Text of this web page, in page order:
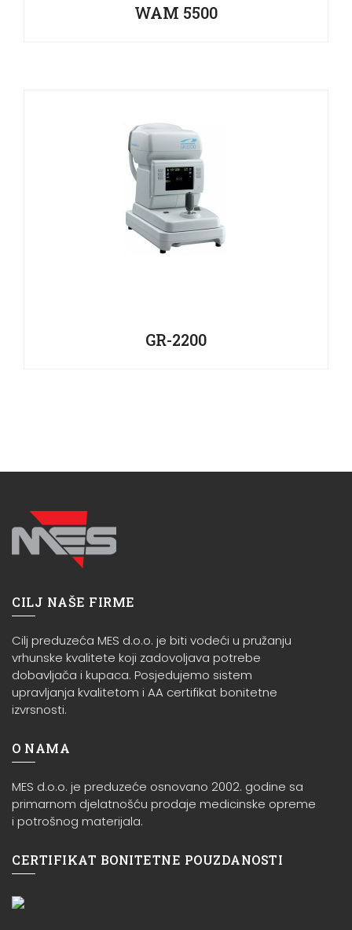
WAM 5500
GR-2200
CILJ NAŠE FIRME
Cilj preduzeća MES d.o.o. je biti vodeći u pružanju
vrhunske kvalitete koji zadovoljava potrebe
dobavljača i kupaca. Posjedujemo sistem
upravljanja kvalitetom i AA certifikat bonitetne
izvrsnosti.
O NAMA
MES d.o.o. je preduzeće osnovano 2002. godine sa
primarnom djelatnošću prodaje medicinske opreme
i potrošnog materijala.
CERTIFIKAT BONITETNE POUZDANOSTI